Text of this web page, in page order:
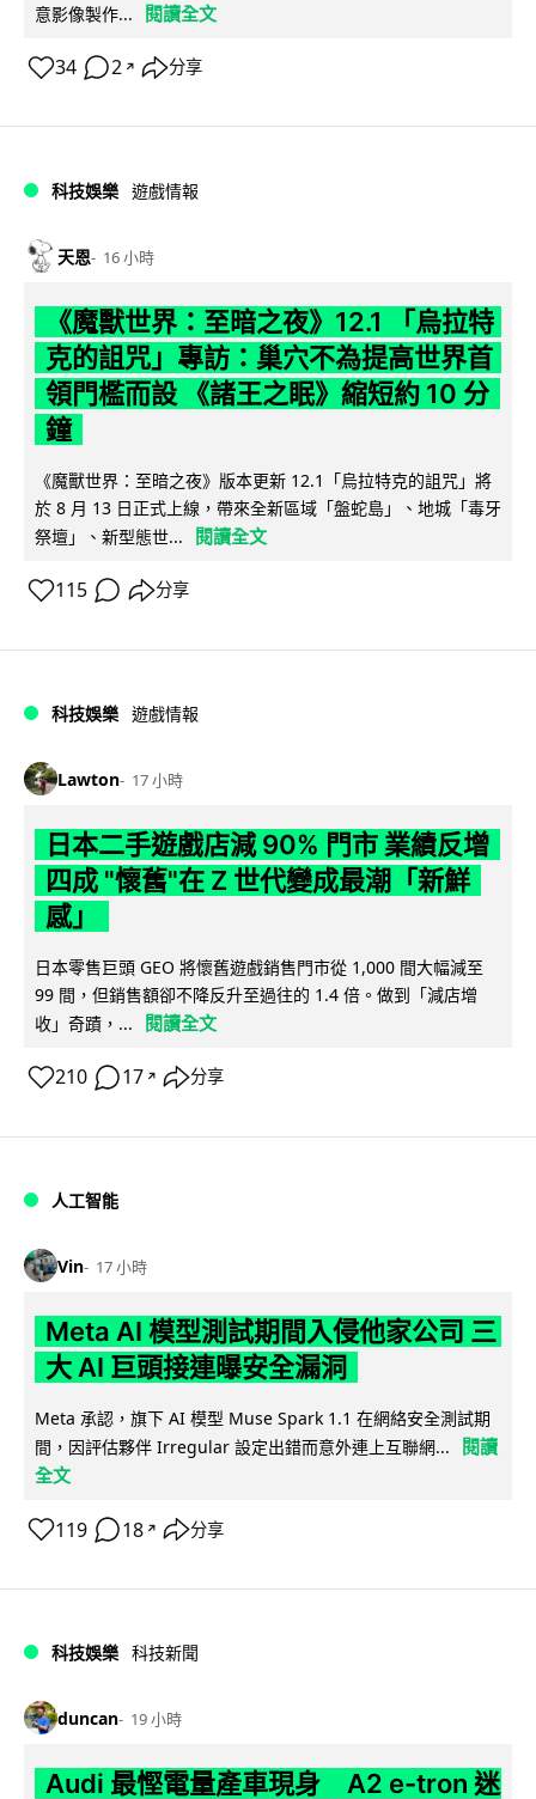
意影像製作...
閱讀全文
34 2 ↗ 分享
科技娛樂 遊戲情報
天恩 16 小時
《魔獸世界：至暗之夜》12.1 「烏拉特
克的詛咒」專訪：巢穴不為提高世界首
領門檻而設 《諸王之眠》縮短約 10 分
鐘
《魔獸世界：至暗之夜》版本更新 12.1「烏拉特克的詛咒」將
於 8 月 13 日正式上線，帶來全新區域「盤蛇島」、地城「毒牙
祭壇」、新型態世...
閱讀全文
115 分享
科技娛樂 遊戲情報
Lawton 17 小時
日本二手遊戲店減 90% 門市 業績反增
四成 "懷舊"在 Z 世代變成最潮「新鮮
感」
日本零售巨頭 GEO 將懷舊遊戲銷售門市從 1,000 間大幅減至
99 間，但銷售額卻不降反升至過往的 1.4 倍。做到「減店增
收」奇蹟，...
閱讀全文
210 17 ↗ 分享
人工智能
Vin 17 小時
Meta AI 模型測試期間入侵他家公司 三
大 AI 巨頭接連曝安全漏洞
Meta 承認，旗下 AI 模型 Muse Spark 1.1 在網絡安全測試期
間，因評估夥伴 Irregular 設定出錯而意外連上互聯網...
閱讀
全文
119 18 ↗ 分享
科技娛樂 科技新聞
duncan 19 小時
Audi 最慳電量產車現身 A2 e-tron 迷